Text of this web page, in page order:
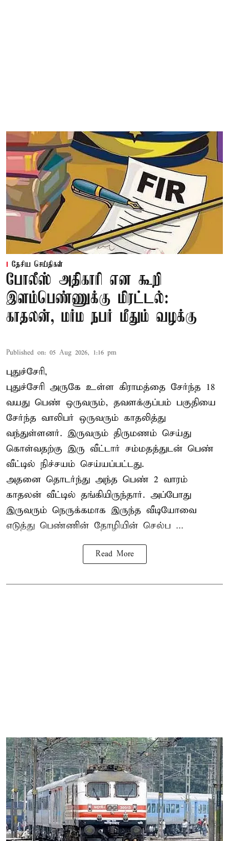
தேசிய செய்திகள்
போலீஸ் அதிகாரி என கூறி
இளம்பெண்ணுக்கு மிரட்டல்:
காதலன், மர்ம நபர் மீதும் வழக்கு
Published on: 05 Aug 2026, 1:16 pm
புதுச்சேரி,
புதுச்சேரி அருகே உள்ள கிராமத்தை சேர்ந்த 18
வயது பெண் ஒருவரும், தவளக்குப்பம் பகுதியை
சேர்ந்த வாலிபர் ஒருவரும் காதலித்து
வந்துள்ளனர். இருவரும் திருமணம் செய்து
கொள்வதற்கு இரு வீட்டார் சம்மதத்துடன் பெண்
வீட்டில் நிச்சயம் செய்யப்பட்டது.
அதனை தொடர்ந்து அந்த பெண் 2 வாரம்
காதலன் வீட்டில் தங்கியிருந்தார். அப்போது
இருவரும் நெருக்கமாக இருந்த வீடியோவை
எடுத்து பெண்ணின் தோழியின் செல்ப ...
Read More